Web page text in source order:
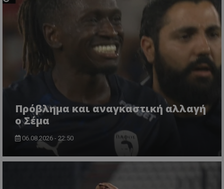
Πρόβλημα και αναγκαστική αλλαγή
ο Σέμα
06.08.2026 - 22:50